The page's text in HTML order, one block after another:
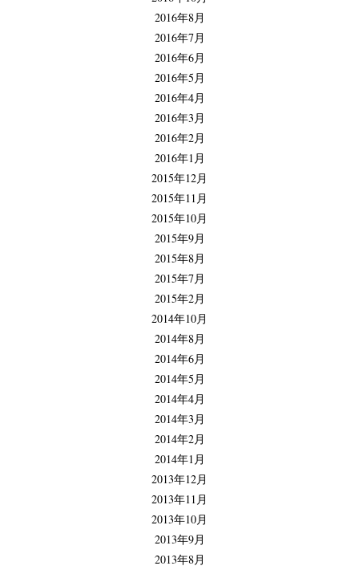
2016年8月
2016年7月
2016年6月
2016年5月
2016年4月
2016年3月
2016年2月
2016年1月
2015年12月
2015年11月
2015年10月
2015年9月
2015年8月
2015年7月
2015年2月
2014年10月
2014年8月
2014年6月
2014年5月
2014年4月
2014年3月
2014年2月
2014年1月
2013年12月
2013年11月
2013年10月
2013年9月
2013年8月